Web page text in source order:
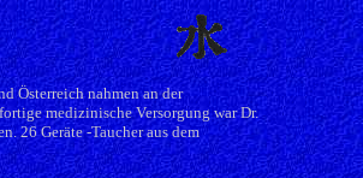
Österreich nahmen an der
medizinische Versorgung war Dr.
26 Geräte -Taucher aus dem